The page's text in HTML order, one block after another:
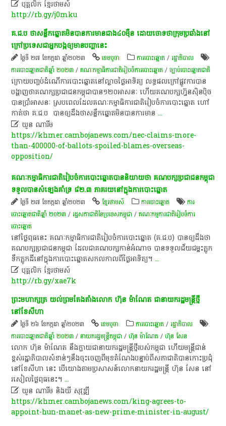
 បុគ្គលិក​ ខ្មែរ​ថា​ម​ស៍​
http://rb.gy/j0mku
គ.ជ.ប ថាសន្លឹកឆ្នោតមិនបានការមានជាង៤០ម៉ឺន ដោយចោទថាក្រុមប្រឆាំងនៅ
ក្រៅប្រទេសជាអ្នកបង្កឲ្យមានបញ្ហានេះ
ថ្ងៃទី ២៧ ខែកក្កដា ឆ្នាំ២០២៣ ខេ​ម​បូ​ចា ការបោះឆ្នោត /រដ្ឋាភិបាល
ការបោះឆ្នោតជាតិឆ្នាំ ២០២៣ /គណៈកម្មាធិការជាតិរៀបចំការបោះឆ្នោត /ច្បាប់បោះឆ្នោតជាតិ
ក្រោយ​បញ្ចប់​ដំណើ​ការ​បោះ​ឆ្នោត​នៅ​ល្ងាច​ថ្ងៃ​អាទិត្យ ​លទ្ធផល​ក្រៅ​ផ្លូវ​ការ​បាន​
បង្ហាញ​ថា​គណក្ស​ប្រជាជន​កម្ពុជា​បាន​១២០​អាសនៈ ហើយ​គណបក្ស​ហ្វ៊ុនស៊ិនប៉ិច​​
បាន​ប្រាំ​អាសនៈ ស្រប​ពេល​ដែល​គណៈកម្មាធិការជាតិ​រៀបចំការ​បោះ​ឆ្នោត ហៅ​
កាត់​ថា គ.ជ.ប បាន​ឲ្យ​ដឹង​ថា​សន្លឹក​ឆ្នោត​មិន​បាន​ការមាន...
 ឃួន ណារីម​
https://khmer.cambojanews.com/nec-claims-more-
than-400000-of-ballots-spoiled-blames-overseas-
opposition/
គណៈកម្មាធិការ​ជាតិ​រៀបចំ​ការ​បោះ​ឆ្នោត​បាន​និយាយ​ថា​ គណបក្ស​ប្រជាជន​កម្ពុជា​
ទទួល​បាន​សំឡេង​គាំទ្រ​ ៨២.៣​ ភាគរយ​នៅ​ក្នុង​ការ​បោះ​ឆ្នោត​
ថ្ងៃទី ២៧ ខែកក្កដា ឆ្នាំ២០២៣ ខ្មែរថាមស៍ ការបោះឆ្នោត
ការ
បោះឆ្នោតជាតិឆ្នាំ ២០២៣ /រដ្ឋសភាជាតិនៃប្រទេសកម្ពុជា /គណៈកម្មការជាតិរៀបចំការ
បោះឆ្នោត
​នៅ​ថ្ងៃ​ពុធ​នេះ​ គណៈកម្មាធិការ​ជាតិ​រៀបចំ​ការ​បោះ​ឆ្នោត​ (​គ​.​ជ​.​ប​)​ បាន​ឲ្យ​ដឹង​ថា​
គណបក្ស​ប្រជាជន​កម្ពុជា​ ដែល​ជា​គណបក្សកាន់អំណាច​ បាន​ទទួល​ជ័យជម្នះ​ភ្លូក
ទឹកភ្លូកដី​នៅ​ក្នុង​ការ​បោះ​ឆ្នោត​សកល​កាលពី​ថ្ងៃអាទិត្យ​។​...
 បុគ្គលិក​ ខ្មែរ​ថា​ម​ស៍​
http://rb.gy/xae7k
ព្រះមហាក្សត្រ យល់ព្រមតែងតាំងលោក ហ៊ុន ម៉ាណែត ជានាយករដ្ឋមន្ត្រីថ្មី
នៅខែសីហា
ថ្ងៃទី ២៦ ខែកក្កដា ឆ្នាំ២០២៣ ខេ​ម​បូ​ចា ការបោះឆ្នោត /រដ្ឋាភិបាល
ការបោះឆ្នោតជាតិឆ្នាំ ២០២៣ /នាយករដ្ឋមន្ត្រីកម្ពុជា /ហ៊ុន ម៉ាណែត /ហ៊ុន សែន
លោក ហ៊ុន ម៉ាណែត នឹង​ក្លាយ​ជា​នាយក​រដ្ឋមន្ត្រី​ថ្មី​របស់​កម្ពុជា ហើយ​មន្ត្រី​ជាន់​
ខ្ពស់​រដ្ឋាភិបាល​​​សំខាន់ៗ​​នឹង​ចុះ​ចេញ​ពី​មុខ​តំណែង​បន្ទាប់​ពី​សភា​ជាតិ​បាន​កោះ​ប្រជុំ​
នៅ​ខែ​សីហា នេះ​ បើយោងតាមប្រសាសន៍លោកនាយករដ្ឋមន្ត្រី​ ហ៊ុន សែន នៅ
រសៀលថ្ងៃពុធនេះ។...
 ឃួន ណារីម​ និងឃី សុវុឌ្ឍី
https://khmer.cambojanews.com/king-agrees-to-
appoint-hun-manet-as-new-prime-minister-in-august/